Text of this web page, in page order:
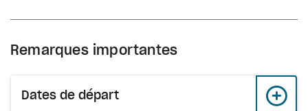
Remarques importantes
Dates de départ